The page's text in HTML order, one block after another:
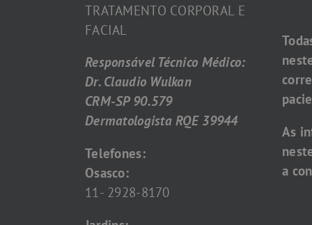
TRATAMENTO CORPORAL E
FACIAL
Responsável Técnico Médico:
Dr. Claudio Wulkan
CRM-SP 90.579
Dermatologista RQE 39944
Telefones:
Osasco:
11- 2928-8170
As
a